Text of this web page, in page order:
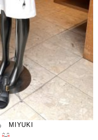
MIYUKI